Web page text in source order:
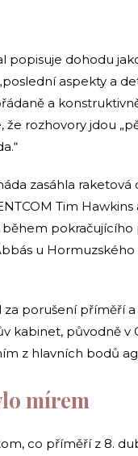
popisuje dohodu
aspekty a
a
rozhovory jdou
zasáhla raketová
Tim Hawkins
pokračujícího
u
porušení příměří a
kabinet, původně v
z hlavních bodů
mírem
co příměří z 8.